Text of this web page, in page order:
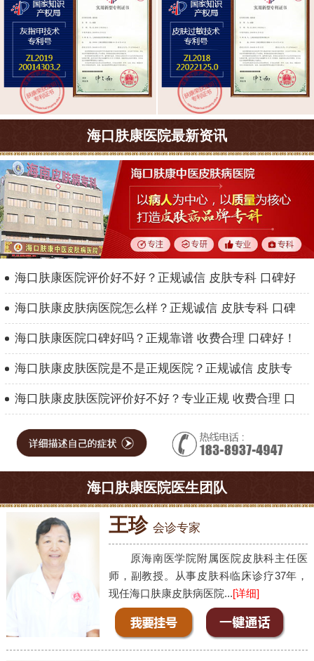
海口肤康医院最新资讯
海口肤康医院评价好不好？正规诚信 皮肤专科 口碑好
海口肤康皮肤病医院怎么样？正规诚信 皮肤专科 口碑
海口肤康医院口碑好吗？正规靠谱 收费合理 口碑好！
海口肤康皮肤医院是不是正规医院？正规诚信 皮肤专
海口肤康皮肤医院评价好不好？专业正规 收费合理 口
海口肤康医院医生团队
王珍 会诊专家
原海南医学院附属医院皮肤科主任医
师，副教授。从事皮肤科临床诊疗37年，
现任海口肤康皮肤病医院...[详细]